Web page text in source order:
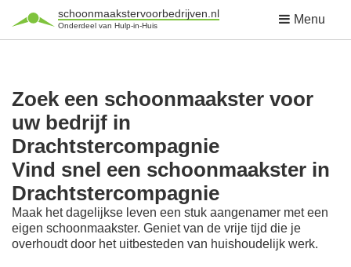
schoonmaakstervoorbedrijven.nl
Onderdeel van Hulp-in-Huis Menu
Zoek een schoonmaakster voor
uw bedrijf in
Drachtstercompagnie
Vind snel een schoonmaakster in
Drachtstercompagnie
Maak het dagelijkse leven een stuk aangenamer met een
eigen schoonmaakster. Geniet van de vrije tijd die je
overhoudt door het uitbesteden van huishoudelijk werk.